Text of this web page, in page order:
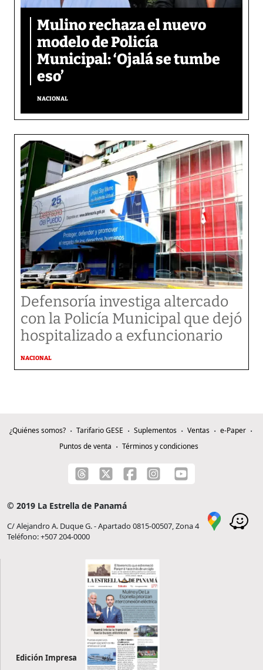
Mulino rechaza el nuevo
modelo de Policía
Municipal: ‘Ojalá se tumbe
eso’
NACIONAL
Defensoría investiga altercado
con la Policía Municipal que dejó
hospitalizado a exfuncionario
NACIONAL
¿Quiénes somos? Tarifario GESE Suplementos Ventas
e-Paper
Puntos de venta
Términos y condiciones
© 2019 La Estrella de Panamá
C/ Alejandro A. Duque G. - Apartado 0815-00507, Zona 4
Teléfono: +507 204-0000
Edición Impresa